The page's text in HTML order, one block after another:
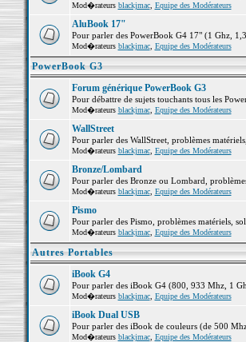
Mod�rateurs blackjmac, Equipe des Modérateurs
AluBook 17"
Pour parler des PowerBook G4 17" (1 Ghz,
Mod�rateurs blackjmac, Equipe des Modérateurs
PowerBook G3
Forum générique PowerBook G3
Pour débattre de sujets touchants tous les
Mod�rateurs blackjmac, Equipe des Modérateurs
WallStreet
Pour parler des WallStreet, problèmes
Mod�rateurs blackjmac, Equipe des Modérateurs
Bronze/Lombard
Pour parler des Bronze ou Lombard,
Mod�rateurs blackjmac, Equipe des Modérateurs
Pismo
Pour parler des Pismo, problèmes matériels,
Mod�rateurs blackjmac, Equipe des Modérateurs
Autres Portables
iBook G4
Pour parler des iBook G4 (800, 933 Mhz, 1
Mod�rateurs blackjmac, Equipe des Modérateurs
iBook Dual USB
Pour parler des iBook de couleurs (de 500
Mod�rateurs blackjmac, Equipe des Modérateurs